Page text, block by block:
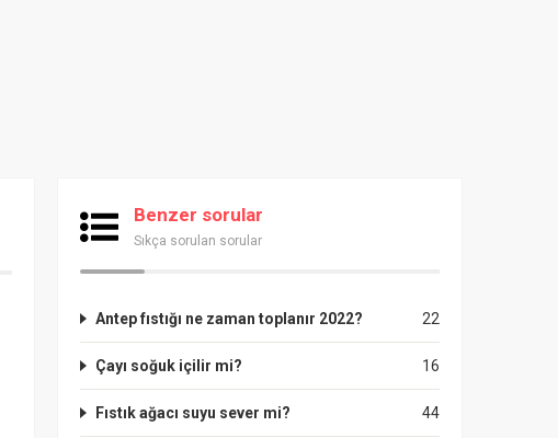
Benzer sorular
Sıkça sorulan sorular
22
Antep fıstığı ne zaman toplanır 2022?
16
Çayı soğuk içilir mi?
44
Fıstık ağacı suyu sever mi?